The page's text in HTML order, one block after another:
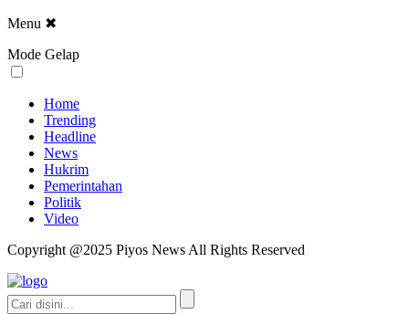
Menu ✖
Mode Gelap
Home
Trending
Headline
News
Hukrim
Pemerintahan
Politik
Video
Copyright @2025 Piyos News All Rights Reserved